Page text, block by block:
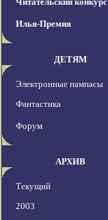
Илья-Премия
ДЕТЯМ
Электронные пампасы
Фантастика
Форум
АРХИВ
Текущий
2003